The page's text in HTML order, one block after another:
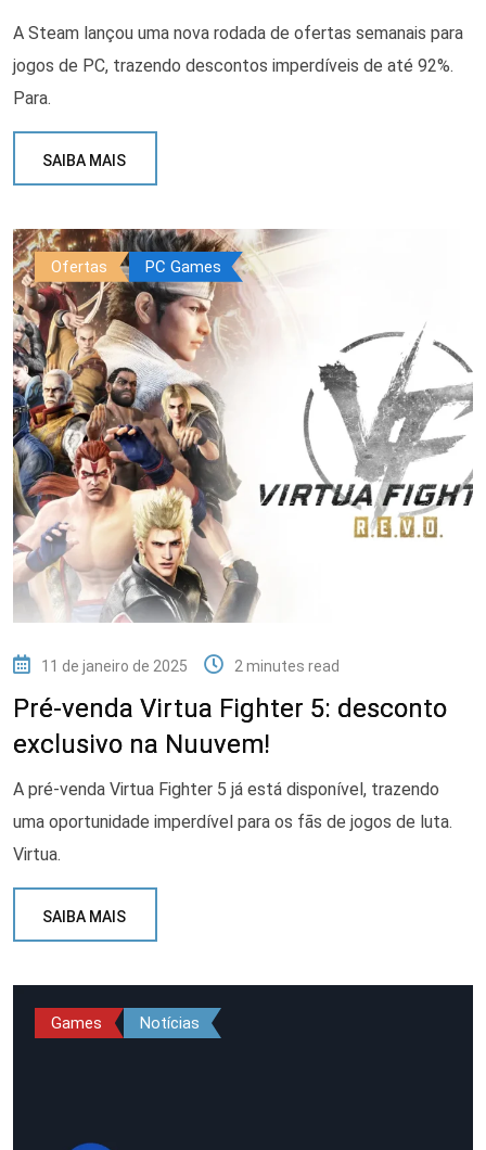
A Steam lançou uma nova rodada de ofertas semanais para
jogos de PC, trazendo descontos imperdíveis de até 92%.
Para.
SAIBA MAIS
Ofertas PC Games
11 de janeiro de 2025 2 minutes read
Pré-venda Virtua Fighter 5: desconto
exclusivo na Nuuvem!
A pré-venda Virtua Fighter 5 já está disponível, trazendo
uma oportunidade imperdível para os fãs de jogos de luta.
Virtua.
SAIBA MAIS
Games Notícias